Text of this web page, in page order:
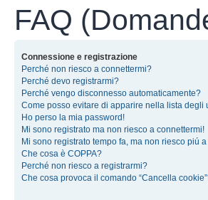
FAQ
Connessione e registrazione
Perché non riesco a connettermi?
Perché devo registrarmi?
Perché vengo disconnesso automaticamente?
Come posso evitare di apparire nella lista degli
Ho perso la mia password!
Mi sono registrato ma non riesco a connettermi!
Mi sono registrato tempo fa, ma non riesco piú
Che cosa è COPPA?
Perché non riesco a registrarmi?
Che cosa provoca il comando “Cancella